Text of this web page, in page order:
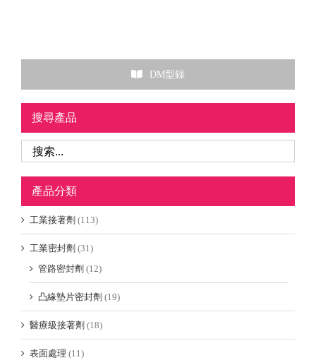
DM型錄
搜尋產品
產品分類
工業接著劑 (113)
工業密封劑 (31)
管路密封劑 (12)
凸緣墊片密封劑 (19)
醫療級接著劑 (18)
表面處理 (11)